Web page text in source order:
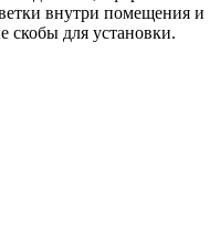
внутри помещения и
скобы для установки.